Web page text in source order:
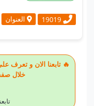
19019 العنوان
🔥 تابعنا الان و
خلال